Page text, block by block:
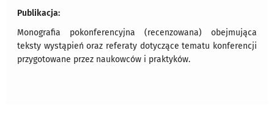
Publikacja:
Monografia pokonferencyjna (recenzowana) obejmująca
teksty wystąpień oraz referaty dotyczące tematu konferencji
przygotowane przez naukowców i praktyków.